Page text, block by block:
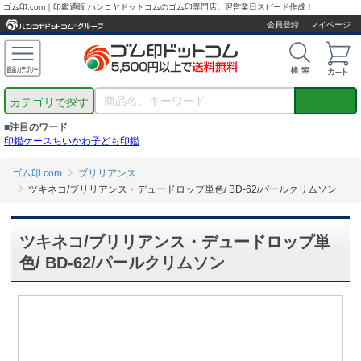
ゴム印.com｜印鑑通販 ハンコヤドットコムのゴム印専門店。翌営業日スピード作成！
会員登録
マイページ
カテゴリで探す
■注目のワード
印鑑ケースちいかわ子ども印鑑
ゴム印.com
ブリリアンス
ツキネコ/ブリリアンス・デュードロップ単色/ BD-62/パールクリムソン
ツキネコ/ブリリアンス・デュードロップ単
色/ BD-62/パールクリムソン